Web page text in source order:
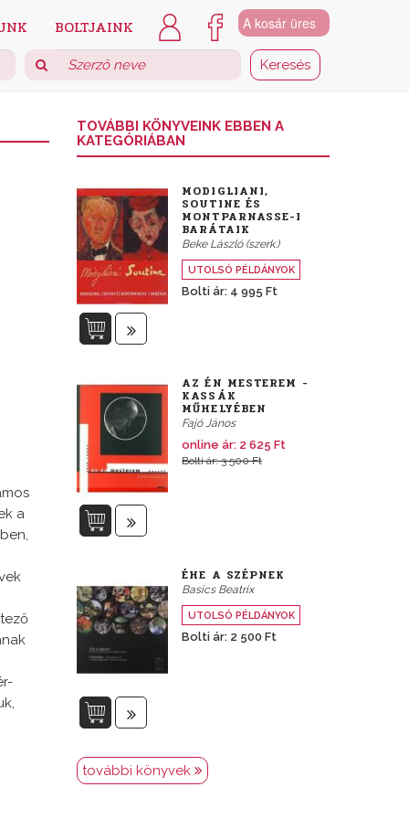
A kosár üres
BOLTJAINK
a
TOVÁBBI KÖNYVEINK EBBEN A
KATEGÓRIÁBAN
MODIGLIANI,
SOUTINE ÉS
MONTPARNASSE-I
BARÁTAIK
Beke László (szerk.)
UTOLSÓ PÉLDÁNYOK
Bolti ár: 4 995 Ft
AZ ÉN MESTEREM -
KASSÁK
MŰHELYÉBEN
Fajó János
online ár: 2 625 Ft
Bolti ár: 3 500 Ft
ÉHE A SZÉPNEK
Basics Beatrix
UTOLSÓ PÉLDÁNYOK
Bolti ár: 2 500 Ft
további könyvek